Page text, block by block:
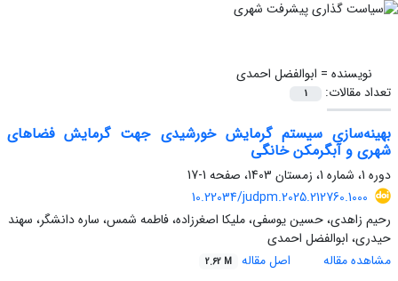
نویسنده = ابوالفضل احمدی
تعداد مقالات:
1
بهینه‌سازی سیستم گرمایش خورشیدی جهت گرمایش فضاهای
شهری و آبگرمکن خانگی
دوره 1، شماره 1، زمستان 1403، صفحه
1-17
10.22034/judpm.2025.212760.1000
رحیم زاهدی، حسین یوسفی، ملیکا اصغرزاده، فاطمه شمس، ساره دانشگر، سهند
حیدری، ابوالفضل احمدی
مشاهده مقاله
اصل مقاله 2.62 M